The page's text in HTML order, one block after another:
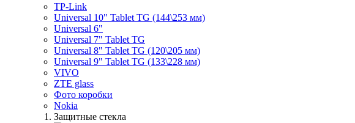
TP-Link
Universal 10" Tablet TG (144\253 мм)
Universal 6"
Universal 7" Tablet TG
Universal 8" Tablet TG (120\205 мм)
Universal 9" Tablet TG (133\228 мм)
VIVO
ZTE glass
Фото коробки
Nokia
Защитные стекла